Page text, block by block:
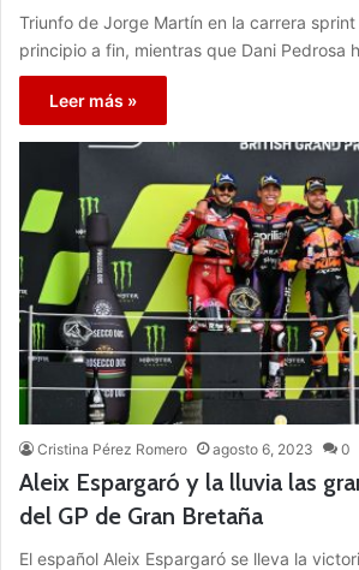
Triunfo de Jorge Martín en la carrera
principio a fin, mientras que Dani Pedrosa
Leer más »
Cristina Pérez Romero agosto 6, 2023 0
Aleix Espargaró y la lluvia las
del GP de Gran Bretaña
El español Aleix Espargaró se lleva la